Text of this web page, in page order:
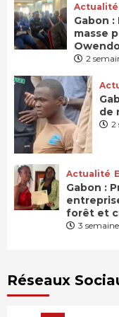
Actualité
Gabon
masse
2
de
2
Actualité
Gabon :
forêt et
3
Réseaux